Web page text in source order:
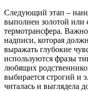
Следующий этап –
выполнен золотой или
термотрансфера.
надписи, которая
выражать глубокие
используются фразы
любящих
выбирается строгий и
читалась и выглядела